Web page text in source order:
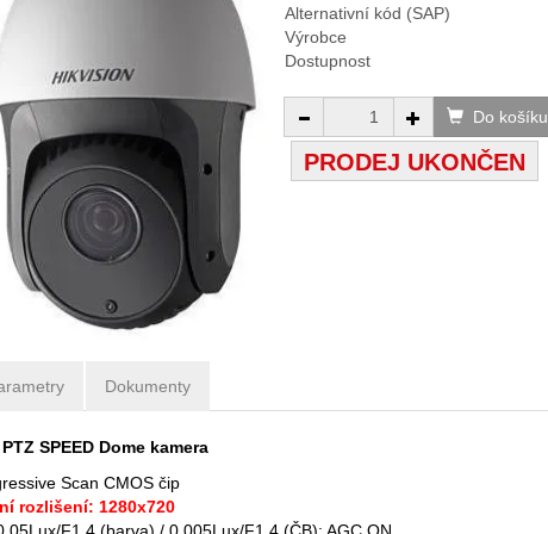
Alternativní kód (SAP)
Výrobce
Dostupnost
Do košíku
PRODEJ UKONČEN
Dokumenty
SPEED Dome kamera
Scan CMOS čip
rozlišení: 1280x720